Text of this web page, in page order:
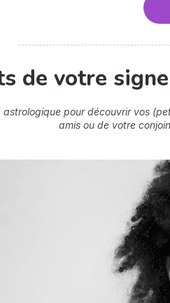
de votre
astrologique pour découvrir vos
amis ou de votre